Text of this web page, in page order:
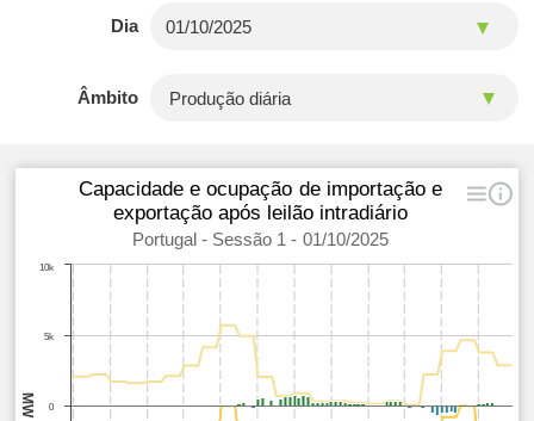
Dia
Âmbito
MW
Capacidade e ocupação de importação e
exportação após leilão intradiário
Portugal - Sessão 1 - 01/10/2025
0
5k
10k